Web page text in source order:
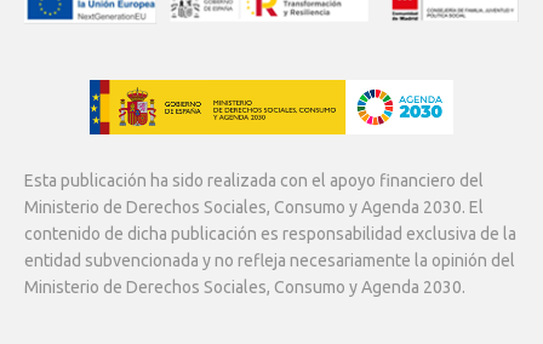
Esta publicación ha sido realizada con el apoyo financiero del
Ministerio de Derechos Sociales, Consumo y Agenda 2030. El
contenido de dicha publicación es responsabilidad exclusiva de la
entidad subvencionada y no refleja necesariamente la opinión del
Ministerio de Derechos Sociales, Consumo y Agenda 2030.